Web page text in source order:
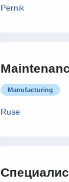
Pernik
Manufacturing
Ruse